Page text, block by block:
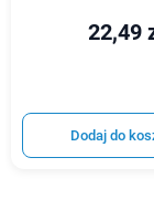
22,49
Dodaj do